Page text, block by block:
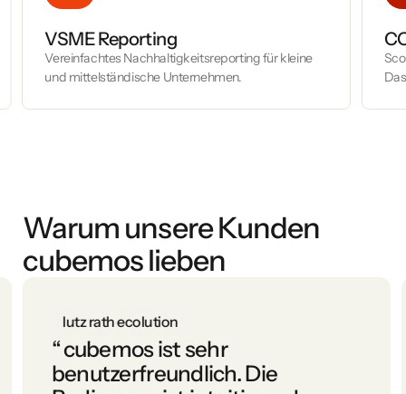
VSME Reporting
Vereinfachtes Nachhaltigkeitsreporting für kleine
und mittelständische Unternehmen.
Warum unsere Kunden
cubemos lieben
lutz rath ecolution
“cubemos ist sehr
benutzerfreundlich. Die